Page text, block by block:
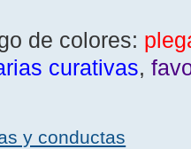
de colores:
curativas,
y conductas